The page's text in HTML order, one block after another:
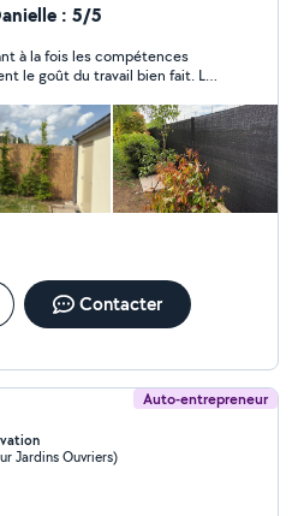
: 5/5
à la fois les compétences
le goût du travail bien fait. Le
Contacter
Auto-entrepreneur
Jardins Ouvriers)